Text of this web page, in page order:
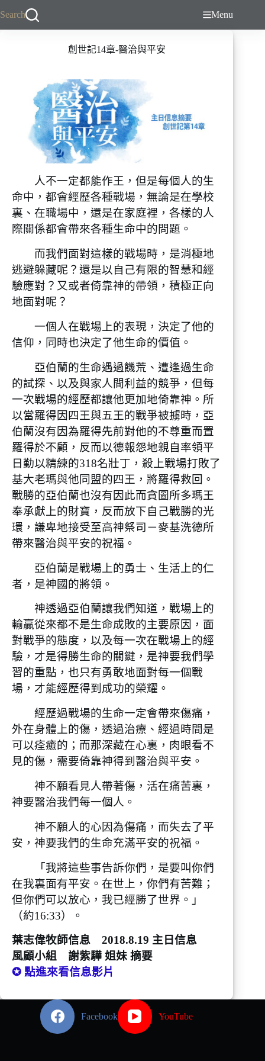
Search Menu
創世記14章-醫治與平安
人不一定都能作王，但是每個人的生
命中，都會經歷各種戰場，無論是在學校
裏、在職場中，還是在家庭裡，各樣的人
際關係都會帶來各種生命中的問題。
而我們面對這樣的戰場時，是消極地
逃避躲藏呢？還是以自己有限的智慧和經
驗應對？又或者倚靠神的帶領，積極正向
地面對呢？
一個人在戰場上的表現，決定了他的
信仰，同時也決定了他生命的價值。
亞伯蘭的生命遇過饑荒、遭逢過生命
的試探、以及與家人間利益的競爭，但每
一次戰場的經歷都讓他更加地倚靠神。所
以當羅得因四王與五王的戰爭被擄時，亞
伯蘭沒有因為羅得先前對他的不尊重而置
羅得於不顧，反而以德報怨地親自率領平
日勤以精練的318名壯丁，殺上戰場打敗了
基大老瑪與他同盟的四王，將羅得救回。
戰勝的亞伯蘭也沒有因此而貪圖所多瑪王
奉承獻上的財寶，反而放下自己戰勝的光
環，謙卑地接受至高神祭司－麥基洗德所
帶來醫治與平安的祝福。
亞伯蘭是戰場上的勇士、生活上的仁
者，是神國的將領。
神透過亞伯蘭讓我們知道，戰場上的
輸贏從來都不是生命成敗的主要原因，面
對戰爭的態度，以及每一次在戰場上的經
驗，才是得勝生命的關鍵，是神要我們學
習的重點，也只有勇敢地面對每一個戰
場，才能經歷得到成功的榮耀。
經歷過戰場的生命一定會帶來傷痛，
外在身體上的傷，透過治療、經過時間是
可以痊癒的；而那深藏在心裏，肉眼看不
見的傷，需要倚靠神得到醫治與平安。
神不願看見人帶著傷，活在痛苦裏，
神要醫治我們每一個人。
神不願人的心因為傷痛，而失去了平
安，神要我們的生命充滿平安的祝福。
「我將這些事告訴你們，是要叫你們
在我裏面有平安。在世上，你們有苦難；
但你們可以放心，我已經勝了世界。」
（約16:33）。
葉志偉牧師信息 2018.8.19 主日信息
風顧小組 謝紫驊 姐妹 摘要
✪ 點進來看信息影片
Facebook YouTube